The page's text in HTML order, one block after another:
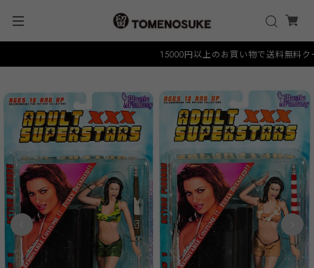
15000円以上のお買い物で送料無料ク